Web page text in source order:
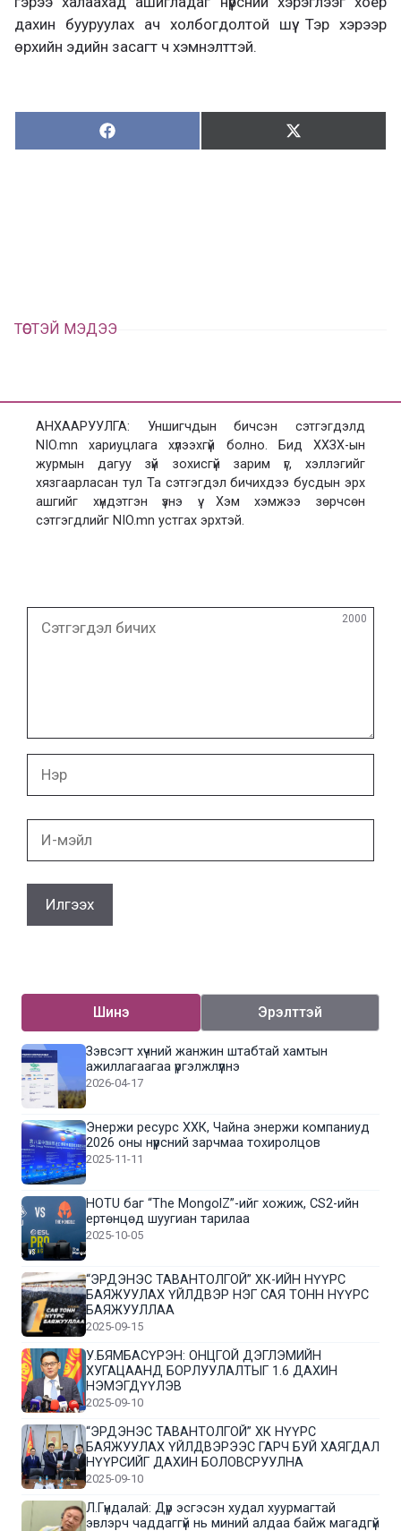
дахин бууруулах ач холбогдолтой шүү. Тэр хэрээр
өрхийн эдийн засагт ч хэмнэлттэй.
Хуваалцах:
Х
у
Түгээх:
Т
ТӨСТЭЙ МЭДЭЭ
АНХААРУУЛГА: Уншигчдын бичсэн сэтгэгдэлд
NIO.mn хариуцлага хүлээхгүй болно. Бид ХХЗХ-ын
журмын дагуу зүй зохисгүй зарим үг, хэллэгийг
хязгаарласан тул Та сэтгэгдэл бичихдээ бусдын эрх
ашгийг хүндэтгэн үзнэ үү. Хэм хэмжээ зөрчсөн
сэтгэгдлийг NIO.mn устгах эрхтэй.
2000
мэйл
Шинэ Эрэлттэй
Зэвсэгт хүчний жанжин штабтай хамтын
ажиллагаагаа үргэлжлүүлнэ
2026-04-17
Энержи ресурс ХХК, Чайна энержи компаниуд
2026 оны нүүрсний зарчмаа тохиролцов
2025-11-11
HOTU баг “The MongolZ”-ийг хожиж, CS2-ийн
ертөнцөд шуугиан тарилаа
2025-10-05
“ЭРДЭНЭС ТАВАНТОЛГОЙ” ХК-ИЙН НҮҮРС
БАЯЖУУЛАХ ҮЙЛДВЭР НЭГ САЯ ТОНН НҮҮРС
БАЯЖУУЛЛАА
2025-09-15
У.БЯМБАСҮРЭН: ОНЦГОЙ ДЭГЛЭМИЙН
ХУГАЦААНД БОРЛУУЛАЛТЫГ 1.6 ДАХИН
НЭМЭГДҮҮЛЭВ
2025-09-10
“ЭРДЭНЭС ТАВАНТОЛГОЙ” ХК НҮҮРС
БАЯЖУУЛАХ ҮЙЛДВЭРЭЭС ГАРЧ БУЙ ХАЯГДАЛ
НҮҮРСИЙГ ДАХИН БОЛОВСРУУЛНА
2025-09-10
Л.Гүндалай: Дүр эсгэсэн худал хуурмагтай
эвлэрч чаддаггүй нь миний алдаа байж магадгүй